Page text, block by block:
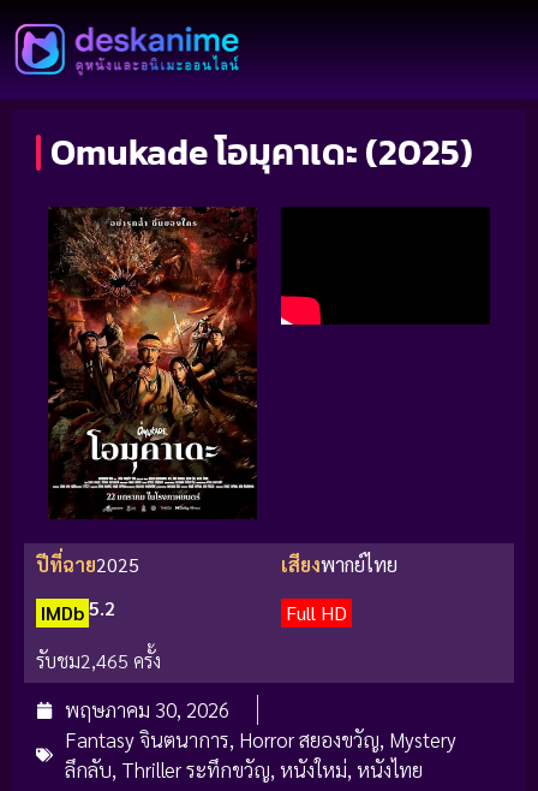
Omukade โอมุคาเดะ (2025)
ปีที่ฉาย2025 เสียงพากย์ไทย
IMDb5.2
Full HD
รับชม2,465 ครั้ง
พฤษภาคม 30, 2026
Fantasy จินตนาการ, Horror สยองขวัญ, Mystery
ลึกลับ, Thriller ระทึกขวัญ, หนังใหม่, หนังไทย